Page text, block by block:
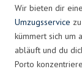
Wir bieten dir
Umzugsservice
kümmert sich um
abläuft und du
Porto